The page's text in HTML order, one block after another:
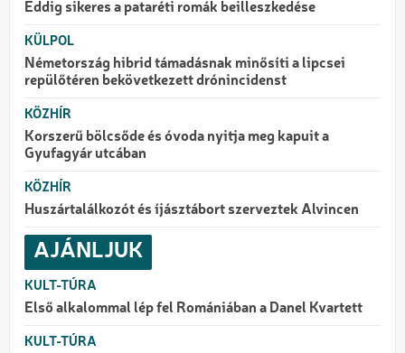
Eddig sikeres a pataréti romák beilleszkedése
KÜLPOL
Németország hibrid támadásnak minősíti a lipcsei
repülőtéren bekövetkezett drónincidenst
KÖZHÍR
Korszerű bölcsőde és óvoda nyitja meg kapuit a
Gyufagyár utcában
KÖZHÍR
Huszártalálkozót és íjásztábort szerveztek Alvincen
AJÁNLJUK
KULT-TÚRA
Első alkalommal lép fel Romániában a Danel Kvartett
KULT-TÚRA